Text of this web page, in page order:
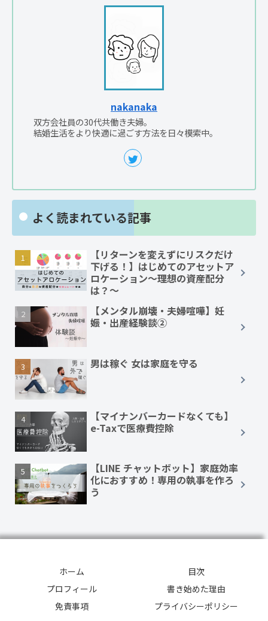
nakanaka
双方会社員の30代共働き夫婦。
結婚生活をより快適に過ごす方法を日々模索中。
よく読まれている記事
【リターンを変えずにリスクだけ
下げる！】はじめてのアセットア
ロケーション～理想の資産配分
は？～
【メンタル崩壊・夫婦喧嘩】妊
娠・出産経験談②
男は稼ぐ 女は家庭を守る
【マイナンバーカードなくても】
e-Taxで医療費控除
【LINE チャットボット】家庭効率
化におすすめ！専用の執事を作ろ
う
ホーム
目次
プロフィール
書き始めた理由
免責事項
プライバシーポリシー